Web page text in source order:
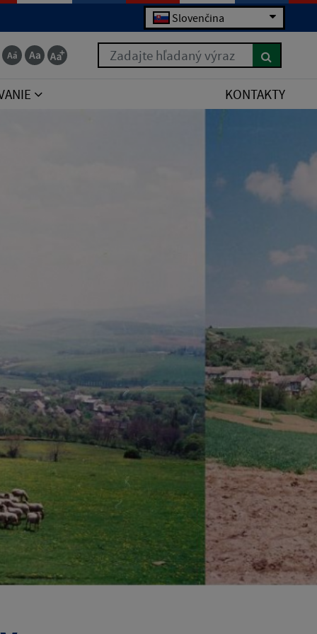
Slovenčina
Zadajte hľadaný výraz
KONTAKTY